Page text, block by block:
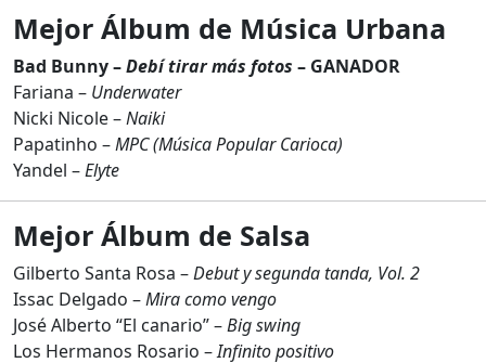
Mejor Álbum de Música Urbana
Bad Bunny –Debí tirar más fotos – GANADOR
Fariana – Underwater
Nicki Nicole –Naiki
Papatinho –MPC (Música Popular Carioca)
Yandel –Elyte
Mejor Álbum de Salsa
Gilberto Santa Rosa –Debut y segunda tanda, Vol. 2
Issac Delgado –Mira como vengo
José Alberto “El canario” –Big swing
Los Hermanos Rosario –Infinito positivo